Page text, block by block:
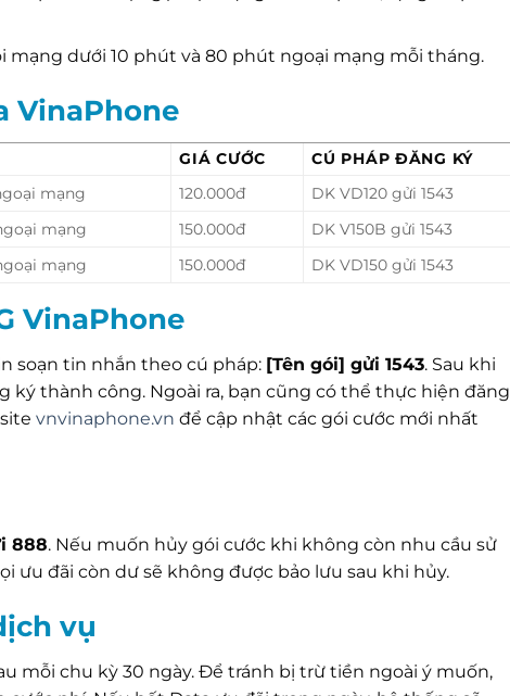
mạng dưới 10 phút và 80 phút ngoại mạng mỗi tháng.
VinaPhone
GIÁ CƯỚC
CÚ PHÁP ĐĂNG KÝ
mạng 120.000đ
DK VD120 gửi 1543
mạng 150.000đ
DK V150B gửi 1543
mạng 150.000đ DK VD150 gửi 1543
VinaPhone
soạn tin nhắn theo cú pháp: [Tên gói] gửi 1543. Sau khi
thành công. Ngoài ra, bạn cũng có thể thực hiện đăng
vnvinaphone.vn để cập nhật các gói cước mới nhất
888. Nếu muốn hủy gói cước khi không còn nhu cầu sử
ưu đãi còn dư sẽ không được bảo lưu sau khi hủy.
vụ
mỗi chu kỳ 30 ngày. Để tránh bị trừ tiền ngoài ý muốn,